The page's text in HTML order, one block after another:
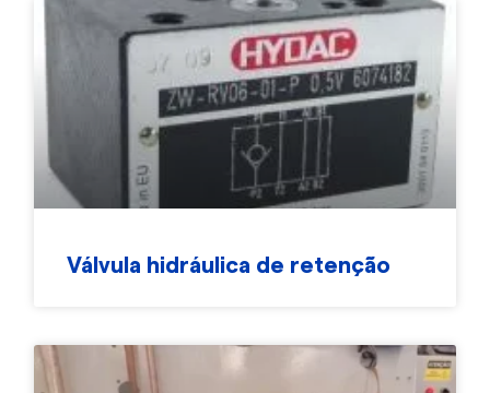
Válvula hidráulica de retenção